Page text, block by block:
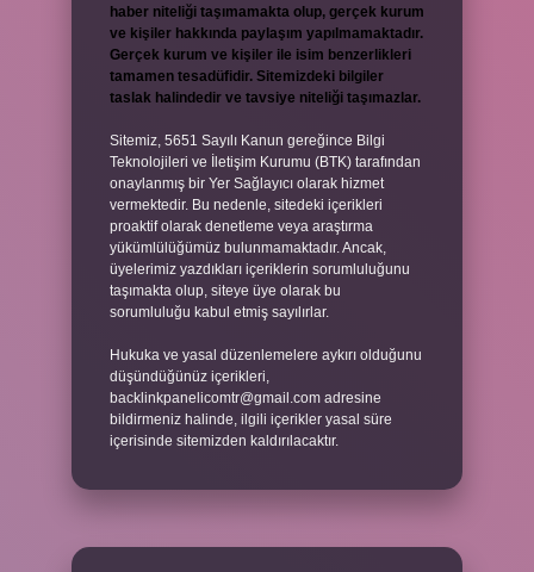
haber niteliği taşımamakta olup, gerçek kurum
ve kişiler hakkında paylaşım yapılmamaktadır.
Gerçek kurum ve kişiler ile isim benzerlikleri
tamamen tesadüfidir. Sitemizdeki bilgiler
taslak halindedir ve tavsiye niteliği taşımazlar.
Sitemiz, 5651 Sayılı Kanun gereğince Bilgi
Teknolojileri ve İletişim Kurumu (BTK) tarafından
onaylanmış bir Yer Sağlayıcı olarak hizmet
vermektedir. Bu nedenle, sitedeki içerikleri
proaktif olarak denetleme veya araştırma
yükümlülüğümüz bulunmamaktadır. Ancak,
üyelerimiz yazdıkları içeriklerin sorumluluğunu
taşımakta olup, siteye üye olarak bu
sorumluluğu kabul etmiş sayılırlar.
Hukuka ve yasal düzenlemelere aykırı olduğunu
düşündüğünüz içerikleri,
backlinkpanelicomtr@gmail.com adresine
bildirmeniz halinde, ilgili içerikler yasal süre
içerisinde sitemizden kaldırılacaktır.